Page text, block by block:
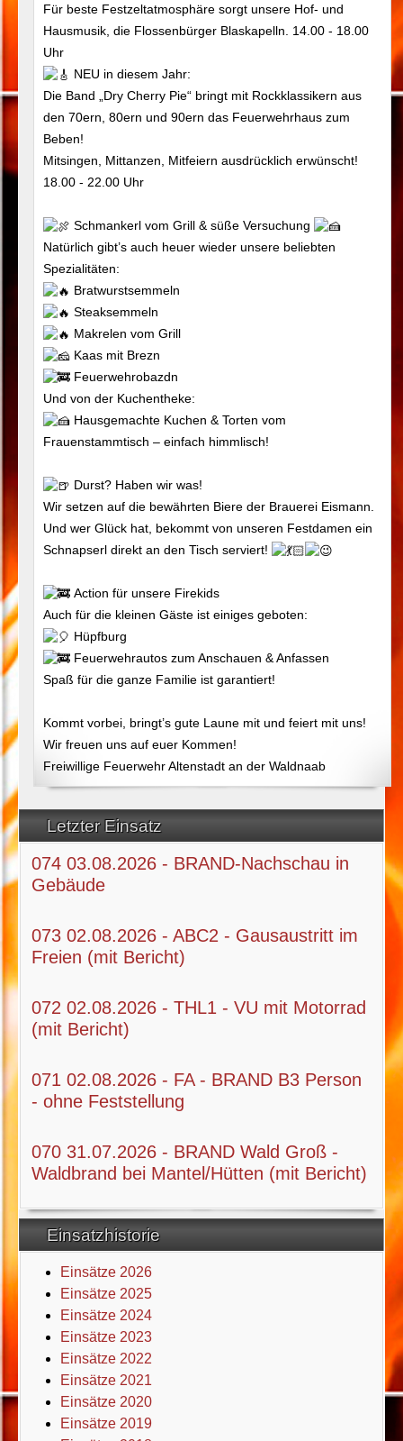
Letzter Einsatz
074 03.08.2026 - BRAND-Nachschau in
Gebäude
073 02.08.2026 - ABC2 - Gausaustritt im
Freien (mit Bericht)
072 02.08.2026 - THL1 - VU mit Motorrad
(mit Bericht)
071 02.08.2026 - FA - BRAND B3 Person
- ohne Feststellung
070 31.07.2026 - BRAND Wald Groß -
Waldbrand bei Mantel/Hütten (mit Bericht)
Einsatzhistorie
Einsätze 2026
Einsätze 2025
Einsätze 2024
Einsätze 2023
Einsätze 2022
Einsätze 2021
Einsätze 2020
Einsätze 2019
Für beste Festzeltatmosphäre sorgt unsere Hof- und
Hausmusik, die Flossenbürger Blaskapelln. 14.00 - 18.00
Uhr
NEU in diesem Jahr:
Die Band „Dry Cherry Pie“ bringt mit Rockklassikern aus
den 70ern, 80ern und 90ern das Feuerwehrhaus zum
Beben!
Mitsingen, Mittanzen, Mitfeiern ausdrücklich erwünscht!
18.00 - 22.00 Uhr
Schmankerl vom Grill & süße Versuchung
Natürlich gibt’s auch heuer wieder unsere beliebten
Spezialitäten:
Bratwurstsemmeln
Steaksemmeln
Makrelen vom Grill
Kaas mit Brezn
Feuerwehrobazdn
Und von der Kuchentheke:
Hausgemachte Kuchen & Torten vom
Frauenstammtisch – einfach himmlisch!
Durst? Haben wir was!
Wir setzen auf die bewährten Biere der Brauerei Eismann.
Und wer Glück hat, bekommt von unseren Festdamen ein
Schnapserl direkt an den Tisch serviert!
Action für unsere Firekids
Auch für die kleinen Gäste ist einiges geboten:
Hüpfburg
Feuerwehrautos zum Anschauen & Anfassen
Spaß für die ganze Familie ist garantiert!
Kommt vorbei, bringt’s gute Laune mit und feiert mit uns!
Wir freuen uns auf euer Kommen!
Freiwillige Feuerwehr Altenstadt an der Waldnaab